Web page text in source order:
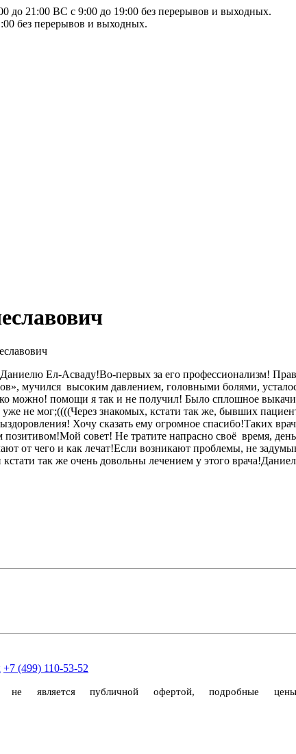
до 21:00 ВС с 9:00 до 19:00 без перерывов и выходных.
без перерывов и выходных.
Ел-Асваду!Во-первых за его профессионализм!
мучился высоким давлением, головными болями,
можно! помощи я так и не получил! Было сплошное
уже не мог;((((Через знакомых, кстати так же, бывших
Хочу сказать ему огромное спасибо!Таких
совет! Не тратите напрасно своё время,
от чего и как лечат!Если возникают проблемы, не
так же очень довольны лечением у этого
+7 (499) 110-53-52
и не является публичной офертой, подробные